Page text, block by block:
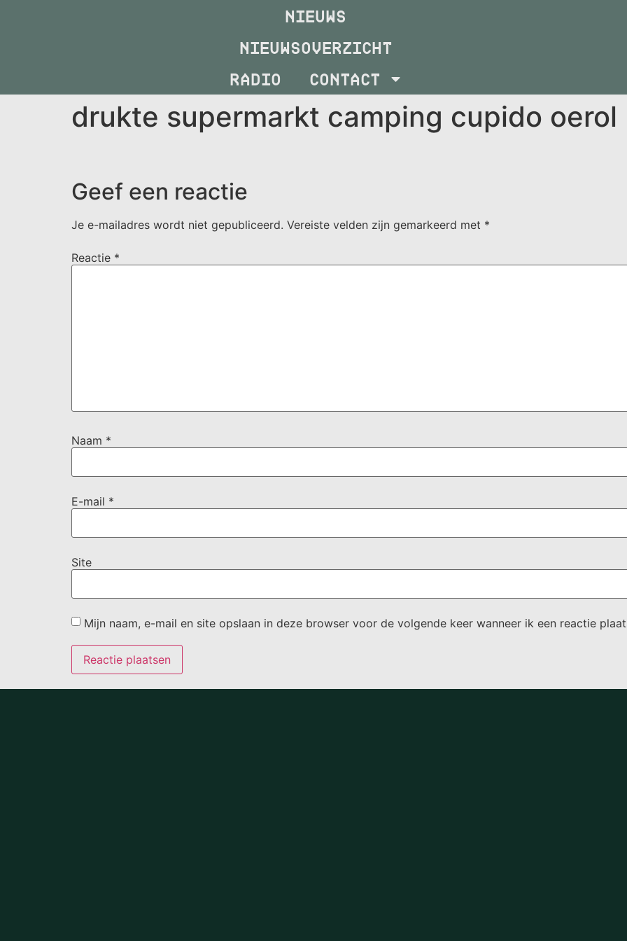
NIEUWS
NIEUWSOVERZICHT
RADIO
CONTACT
drukte supermarkt camping cupido oerol
Geef een reactie
Je e-mailadres wordt niet gepubliceerd. Vereiste velden zijn gemarkeerd met *
Reactie *
Naam *
E-mail *
Site
Mijn naam, e-mail en site opslaan in deze browser voor de volgende keer wanneer ik een reactie